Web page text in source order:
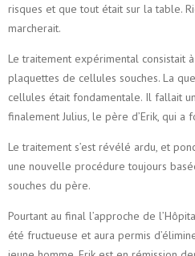
risques et que tout était sur la table.
marcherait.
Le traitement expérimental consistait
plaquettes de cellules souches. La
cellules était fondamentale. Il fallait
finalement Julius, le père d’Erik, qui a
Le traitement s’est révélé ardu, et
une nouvelle procédure toujours
souches du père.
Pourtant au final l’approche de
été fructueuse et aura permis